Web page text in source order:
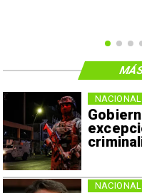
NACIONAL
NACIONAL